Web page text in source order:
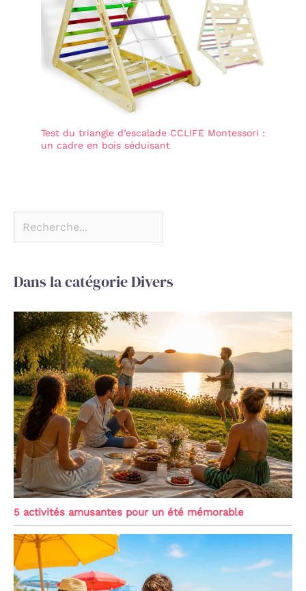
Test du triangle d’escalade CCLIFE Montessori :
un cadre en bois séduisant
Dans la catégorie Divers
5 activités amusantes pour un été mémorable